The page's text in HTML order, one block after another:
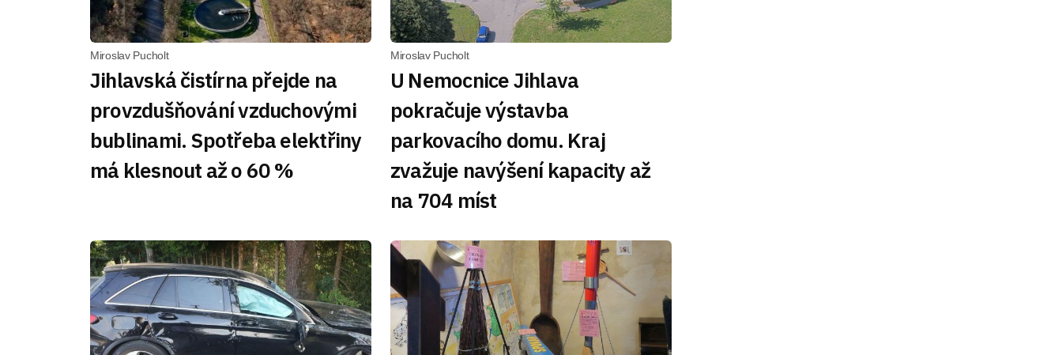
Miroslav Pucholt
Jihlavská čistírna přejde na
provzdušňování vzduchovými
bublinami. Spotřeba elektřiny
má klesnout až o 60 %
Miroslav Pucholt
U Nemocnice Jihlava
pokračuje výstavba
parkovacího domu. Kraj
zvažuje navýšení kapacity až
na 704 míst